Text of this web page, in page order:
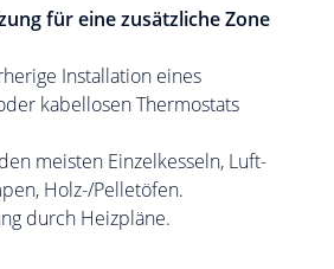
für eine zusätzliche Zone
Installation eines
kabellosen Thermostats
meisten Einzelkesseln, Luft-
Holz-/Pelletöfen.
durch Heizpläne.